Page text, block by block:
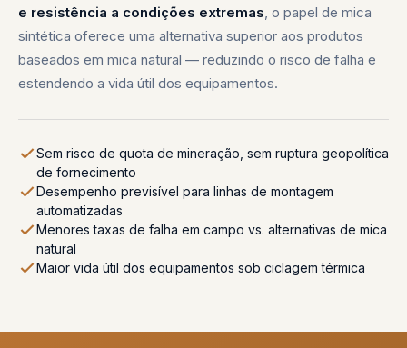
e resistência a condições extremas, o papel de mica
sintética oferece uma alternativa superior aos produtos
baseados em mica natural — reduzindo o risco de falha e
estendendo a vida útil dos equipamentos.
Sem risco de quota de mineração, sem ruptura geopolítica
de fornecimento
Desempenho previsível para linhas de montagem
automatizadas
Menores taxas de falha em campo vs. alternativas de mica
natural
Maior vida útil dos equipamentos sob ciclagem térmica